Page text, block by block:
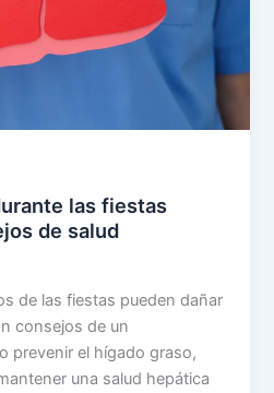
las fiestas
de salud
de las fiestas pueden dañar
consejos de un
prevenir el hígado graso,
una salud hepática